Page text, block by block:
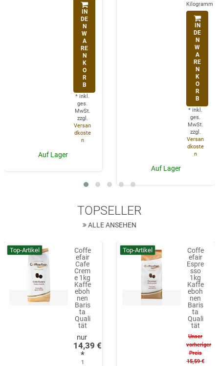
IN
DE
N
W
A
RE
N
K
O
R
B
* inkl.
ges.
MwSt.
zzgl.
Versan
dkoste
n
Auf Lager
Kilogramm
IN
DE
N
W
A
RE
N
K
O
R
B
* inkl.
ges.
MwSt.
zzgl.
Versan
dkoste
n
Auf Lager
TOPSELLER
ALLE ANSEHEN
Top-Artikel
Coffe
efair
Cafe
Crem
e 1kg
Kaffe
eboh
nen
Baris
ta
Quali
tät
14,39 €
*
1
Top-Artikel
Coffe
efair
Espre
sso
1kg
Kaffe
eboh
nen
Baris
ta
Quali
tät
Unser
vorheriger
Preis
15,59 €